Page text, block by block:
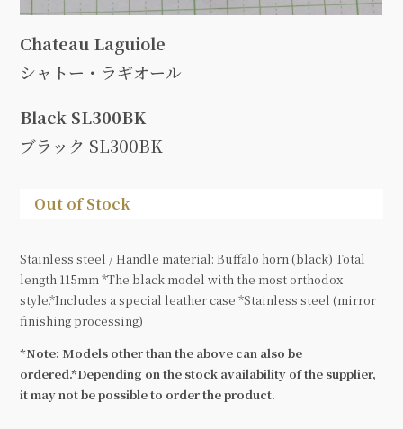
Chateau Laguiole
シャトー・ラギオール
Black SL300BK
ブラック SL300BK
Out of Stock
Stainless steel / Handle material: Buffalo horn (black) Total
length 115mm *The black model with the most orthodox
style.*Includes a special leather case *Stainless steel (mirror
finishing processing)
*Note: Models other than the above can also be
ordered.*Depending on the stock availability of the supplier,
it may not be possible to order the product.